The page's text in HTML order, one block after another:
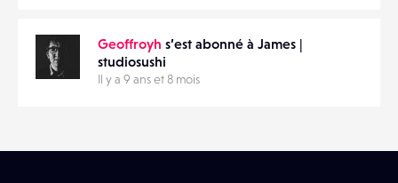
Geoffroyh s’est abonné à James |
studiosushi
Il y a 9 ans et 8 mois